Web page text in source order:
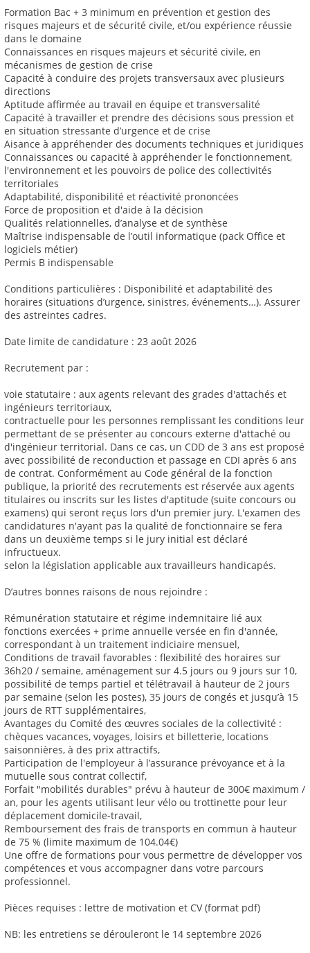
Formation Bac + 3 minimum en prévention et gestion des
risques majeurs et de sécurité civile, et/ou expérience réussie
dans le domaine
Connaissances en risques majeurs et sécurité civile, en
mécanismes de gestion de crise
Capacité à conduire des projets transversaux avec plusieurs
directions
Aptitude affirmée au travail en équipe et transversalité
Capacité à travailler et prendre des décisions sous pression et
en situation stressante d’urgence et de crise
Aisance à appréhender des documents techniques et juridiques
Connaissances ou capacité à appréhender le fonctionnement,
l'environnement et les pouvoirs de police des collectivités
territoriales
Adaptabilité, disponibilité et réactivité prononcées
Force de proposition et d'aide à la décision
Qualités relationnelles, d’analyse et de synthèse
Maîtrise indispensable de l’outil informatique (pack Office et
logiciels métier)
Permis B indispensable
Conditions particulières : Disponibilité et adaptabilité des
horaires (situations d’urgence, sinistres, événements…). Assurer
des astreintes cadres.
Date limite de candidature : 23 août 2026
Recrutement par :
voie statutaire : aux agents relevant des grades d'attachés et
ingénieurs territoriaux,
contractuelle pour les personnes remplissant les conditions leur
permettant de se présenter au concours externe d'attaché ou
d'ingénieur territorial. Dans ce cas, un CDD de 3 ans est proposé
avec possibilité de reconduction et passage en CDI après 6 ans
de contrat. Conformément au Code général de la fonction
publique, la priorité des recrutements est réservée aux agents
titulaires ou inscrits sur les listes d'aptitude (suite concours ou
examens) qui seront reçus lors d'un premier jury. L'examen des
candidatures n'ayant pas la qualité de fonctionnaire se fera
dans un deuxième temps si le jury initial est déclaré
infructueux.
selon la législation applicable aux travailleurs handicapés.
D’autres bonnes raisons de nous rejoindre :
Rémunération statutaire et régime indemnitaire lié aux
fonctions exercées + prime annuelle versée en fin d'année,
correspondant à un traitement indiciaire mensuel,
Conditions de travail favorables : flexibilité des horaires sur
36h20 / semaine, aménagement sur 4.5 jours ou 9 jours sur 10,
possibilité de temps partiel et télétravail à hauteur de 2 jours
par semaine (selon les postes), 35 jours de congés et jusqu’à 15
jours de RTT supplémentaires,
Avantages du Comité des œuvres sociales de la collectivité :
chèques vacances, voyages, loisirs et billetterie, locations
saisonnières, à des prix attractifs,
Participation de l'employeur à l’assurance prévoyance et à la
mutuelle sous contrat collectif,
Forfait "mobilités durables" prévu à hauteur de 300€ maximum /
an, pour les agents utilisant leur vélo ou trottinette pour leur
déplacement domicile-travail,
Remboursement des frais de transports en commun à hauteur
de 75 % (limite maximum de 104.04€)
Une offre de formations pour vous permettre de développer vos
compétences et vous accompagner dans votre parcours
professionnel.
Pièces requises : lettre de motivation et CV (format pdf)
NB: les entretiens se dérouleront le 14 septembre 2026